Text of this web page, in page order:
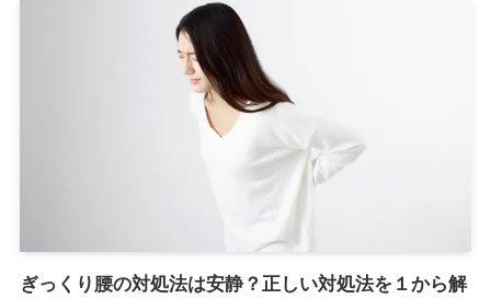
ぎっくり腰の対処法は安静？正しい対処法を１から解